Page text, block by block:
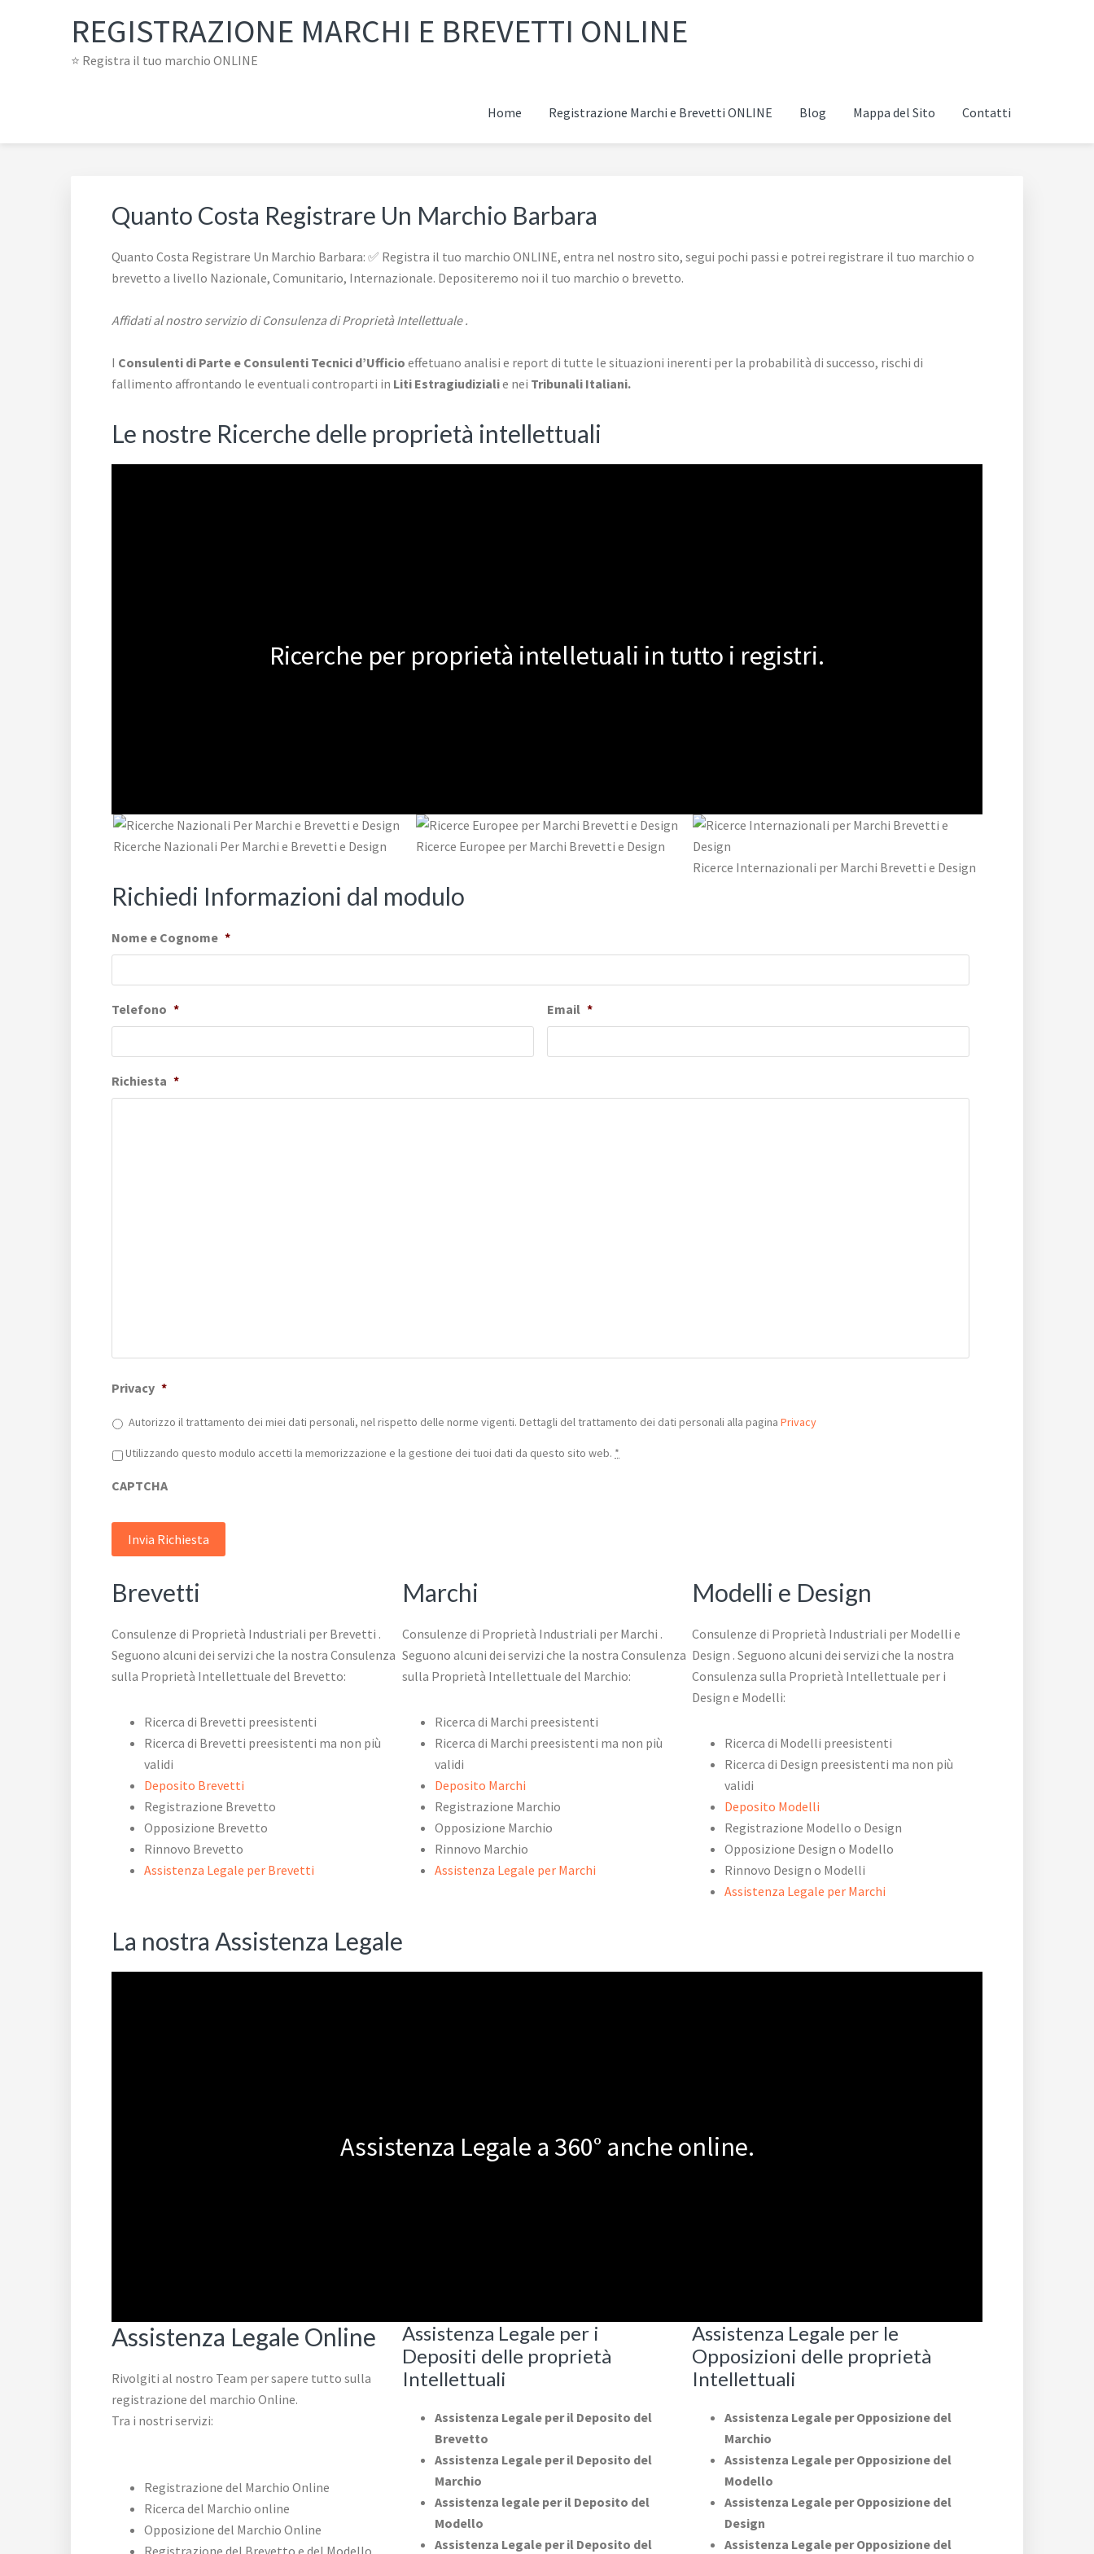
REGISTRAZIONE MARCHI E BREVETTI ONLINE
⭐ Registra il tuo marchio ONLINE
Home Registrazione Marchi e Brevetti ONLINE Blog Mappa del Sito Contatti
Quanto Costa Registrare Un Marchio Barbara
Quanto Costa Registrare Un Marchio Barbara: ✅ Registra il tuo marchio ONLINE, entra nel nostro sito, segui pochi passi e potrei registrare il tuo marchio o
brevetto a livello Nazionale, Comunitario, Internazionale. Depositeremo noi il tuo marchio o brevetto.
Affidati al nostro servizio di Consulenza di Proprietà Intellettuale .
I Consulenti di Parte e Consulenti Tecnici d’Ufficio effetuano analisi e report di tutte le situazioni inerenti per la probabilità di successo, rischi di
fallimento affrontando le eventuali controparti in Liti Estragiudizialie nei Tribunali Italiani.
Le nostre Ricerche delle proprietà intellettuali
Ricerche per proprietà intelletuali in tutto i registri.
Ricerche Nazionali Per Marchi e Brevetti e Design
Ricerce Europee per Marchi Brevetti e Design
Ricerce Internazionali per Marchi Brevetti e Design
Richiedi Informazioni dal modulo
Nome e Cognome *
Telefono * Email *
Richiesta *
Privacy *
Autorizzo il trattamento dei miei dati personali, nel rispetto delle norme vigenti. Dettagli del trattamento dei dati personali alla pagina Privacy
Privacy *
Utilizzando questo modulo accetti la memorizzazione e la gestione dei tuoi dati da questo sito web. *
CAPTCHA
Brevetti
Consulenze di Proprietà Industriali per Brevetti .
Seguono alcuni dei servizi che la nostra Consulenza
sulla Proprietà Intellettuale del Brevetto:
Ricerca di Brevetti preesistenti
Ricerca di Brevetti preesistenti ma non più
validi
Deposito Brevetti
Registrazione Brevetto
Opposizione Brevetto
Rinnovo Brevetto
Assistenza Legale per Brevetti
Marchi
Consulenze di Proprietà Industriali per Marchi .
Seguono alcuni dei servizi che la nostra Consulenza
sulla Proprietà Intellettuale del Marchio:
Ricerca di Marchi preesistenti
Ricerca di Marchi preesistenti ma non più
validi
Deposito Marchi
Registrazione Marchio
Opposizione Marchio
Rinnovo Marchio
Assistenza Legale per Marchi
Modelli e Design
Consulenze di Proprietà Industriali per Modelli e
Design . Seguono alcuni dei servizi che la nostra
Consulenza sulla Proprietà Intellettuale per i
Design e Modelli:
Ricerca di Modelli preesistenti
Ricerca di Design preesistenti ma non più
validi
Deposito Modelli
Registrazione Modello o Design
Opposizione Design o Modello
Rinnovo Design o Modelli
Assistenza Legale per Marchi
La nostra Assistenza Legale
Assistenza Legale a 360° anche online.
Assistenza Legale Online
Rivolgiti al nostro Team per sapere tutto sulla
registrazione del marchio Online.
Tra i nostri servizi:
Registrazione del Marchio Online
Ricerca del Marchio online
Opposizione del Marchio Online
Assistenza Legale per i
Depositi delle proprietà
Intellettuali
Assistenza Legale per il Deposito del
Brevetto
Assistenza Legale per il Deposito del
Marchio
Assistenza legale per il Deposito del
Modello
Assistenza Legale per il Deposito del
Assistenza Legale per le
Opposizioni delle proprietà
Intellettuali
Assistenza Legale per Opposizione del
Marchio
Assistenza Legale per Opposizione del
Modello
Assistenza Legale per Opposizione del
Design
Assistenza Legale per Opposizione del